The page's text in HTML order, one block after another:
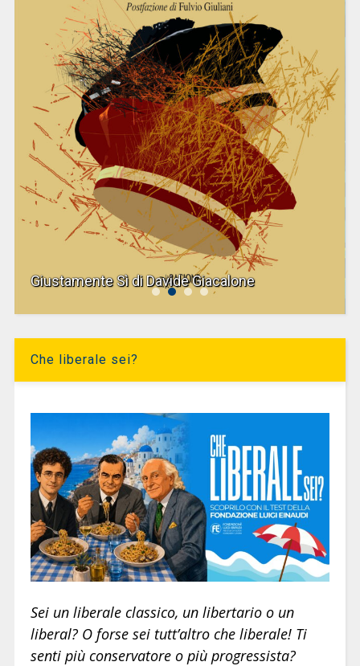
Giustamente Sì di Davide Giacalone
Che liberale sei?
Sei un liberale classico, un libertario o un
liberal? O forse sei tutt’altro che liberale! Ti
senti più conservatore o più progressista?